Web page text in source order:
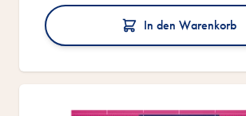
In den Warenkorb